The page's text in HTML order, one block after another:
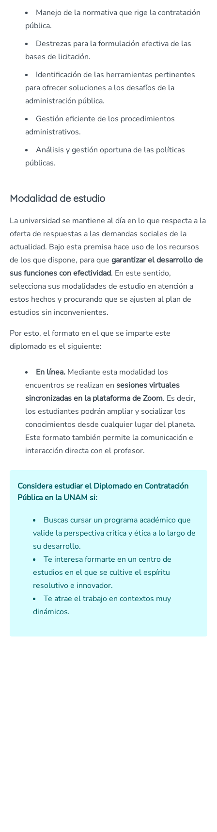
Manejo de la normativa que rige la contratación
pública.
Destrezas para la formulación efectiva de las
bases de licitación.
Identificación de las herramientas pertinentes
para ofrecer soluciones a los desafíos de la
administración pública.
Gestión eficiente de los procedimientos
administrativos.
Análisis y gestión oportuna de las políticas
públicas.
Modalidad de estudio
La universidad se mantiene al día en lo que respecta a la
oferta de respuestas a las demandas sociales de la
actualidad. Bajo esta premisa hace uso de los recursos
de los que dispone, para que garantizar el desarrollo de
sus funciones con efectividad. En este sentido,
selecciona sus modalidades de estudio en atención a
estos hechos y procurando que se ajusten al plan de
estudios sin inconvenientes.
Por esto, el formato en el que se imparte este
diplomado es el siguiente:
En línea. Mediante esta modalidad los
encuentros se realizan en sesiones virtuales
sincronizadas en la plataforma de Zoom. Es decir,
los estudiantes podrán ampliar y socializar los
conocimientos desde cualquier lugar del planeta.
Este formato también permite la comunicación e
interacción directa con el profesor.
Considera estudiar el Diplomado en Contratación
Públicaen la UNAM si:
Buscas cursar un programa académico que
valide la perspectiva crítica y ética a lo largo de
su desarrollo.
Te interesa formarte en un centro de
estudios en el que se cultive el espíritu
resolutivo e innovador.
Te atrae el trabajo en contextos muy
dinámicos.